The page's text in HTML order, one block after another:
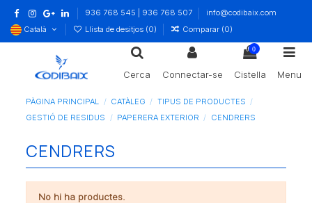
936 768 545 | 936 768 507
info@codibaix.com
Català
Llista de desitjos (0) Comparar (0)
Cerca Connectar-se
0
Cistella Menu
PÀGINA PRINCIPAL CATÀLEG
TIPUS DE PRODUCTES
GESTIÓ DE RESIDUS
PAPERERA EXTERIOR CENDRERS
CENDRERS
No hi ha productes.